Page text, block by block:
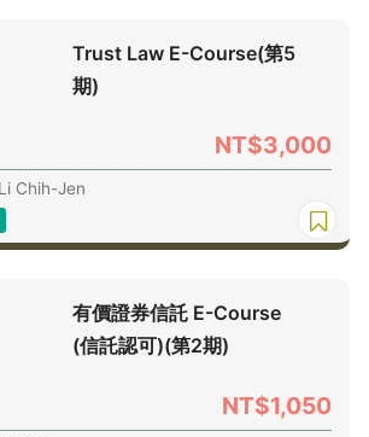
Trust Law E-Course(第5
期)
NT$3,000
Li Chih-Jen
有價證券信託 E-Course
(信託認可)(第2期)
NT$1,050